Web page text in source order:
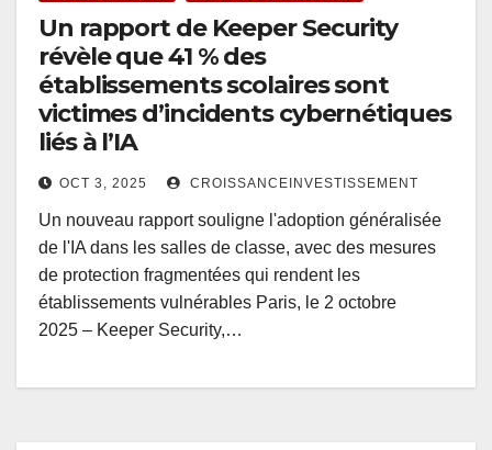
Un rapport de Keeper Security
révèle que 41 % des
établissements scolaires sont
victimes d’incidents cybernétiques
liés à l’IA
OCT 3, 2025 CROISSANCEINVESTISSEMENT
Un nouveau rapport souligne l'adoption généralisée
de l'IA dans les salles de classe, avec des mesures
de protection fragmentées qui rendent les
établissements vulnérables Paris, le 2 octobre
2025 – Keeper Security,…